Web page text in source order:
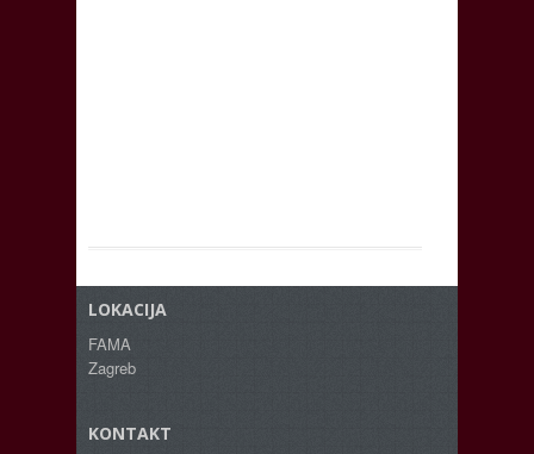
LOKACIJA
FAMA
Zagreb
KONTAKT